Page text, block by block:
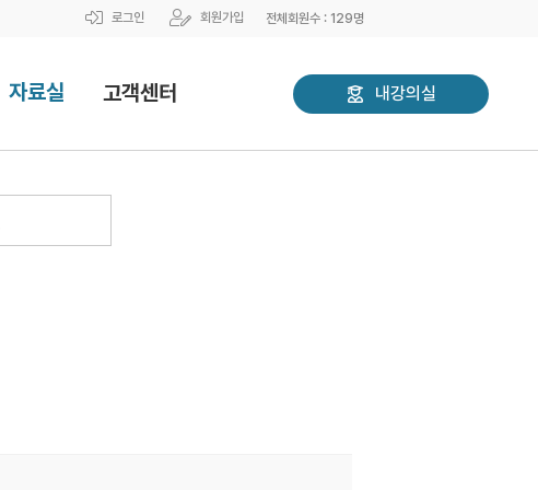
로그인 회원가입 전체회원수 : 129명
자료실 고객센터 내강의실